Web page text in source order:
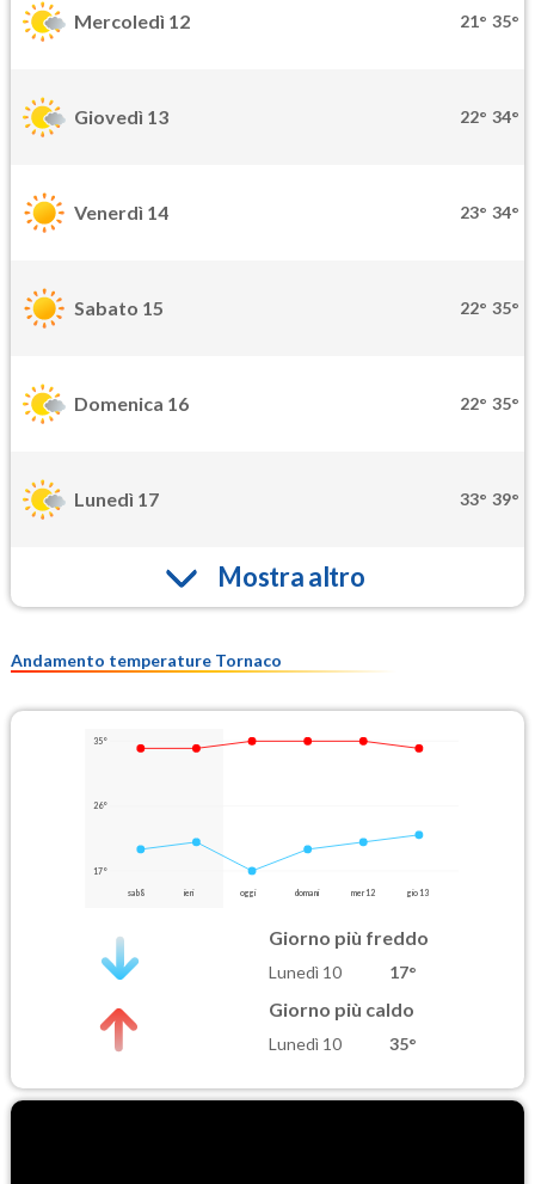
Mercoledì 12 21° 35°
Giovedì 13 22° 34°
Venerdì 14 23° 34°
Sabato 15 22° 35°
Domenica 16 22° 35°
Lunedì 17 33° 39°
Mostra altro
Andamento temperature Tornaco
35°
26°
17°
sab 8 ieri oggi domani mer 12 gio 13
Giorno più freddo
Lunedì 10 17°
Giorno più caldo
Lunedì 10 35°